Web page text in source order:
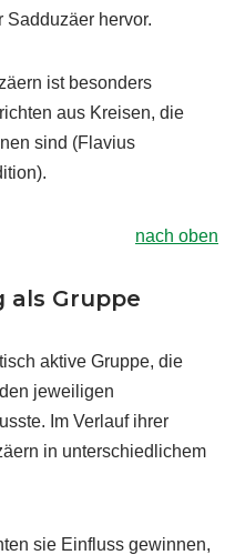
hervor.
ist besonders
aus Kreisen, die
sind (Flavius
nach oben
als Gruppe
aktive Gruppe, die
jeweiligen
Im Verlauf ihrer
in unterschiedlichem
sie Einfluss gewinnen,